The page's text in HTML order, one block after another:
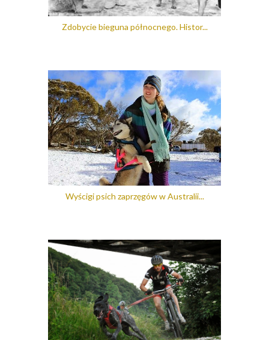
Zdobycie bieguna północnego. Histor...
Wyścigi psich zaprzęgów w Australii...